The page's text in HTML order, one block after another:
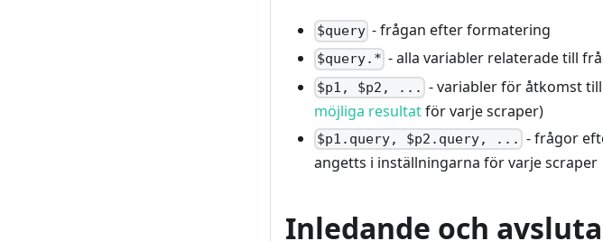
$query - frågan efter formatering
$query.* - alla variabler relaterade till
$p1, $p2, ... - variabler för åtkomst
möjliga resultatför varje scraper)
$p1.query, $p2.query, ... - frågor
angetts i inställningarna för varje scraper
Inledande och